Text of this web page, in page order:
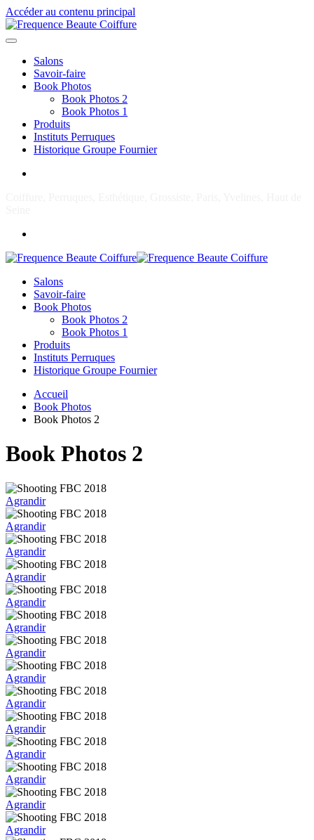
Accéder au contenu principal
Salons
Savoir-faire
Book Photos
Book Photos 2
Book Photos 1
Produits
Instituts Perruques
Historique Groupe Fournier
Salons
Savoir-faire
Book Photos
Book Photos 2
Book Photos 1
Produits
Instituts Perruques
Historique Groupe Fournier
Accueil
Book Photos
Book Photos 2
Book Photos 2
Agrandir
Agrandir
Agrandir
Agrandir
Agrandir
Agrandir
Agrandir
Agrandir
Agrandir
Agrandir
Agrandir
Agrandir
Agrandir
Agrandir